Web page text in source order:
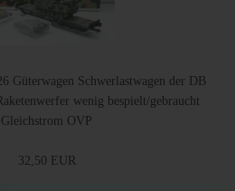
Güterwagen Schwerlastwagen der DB
wenig bespielt/gebraucht
Gleichstrom OVP
32,50 EUR